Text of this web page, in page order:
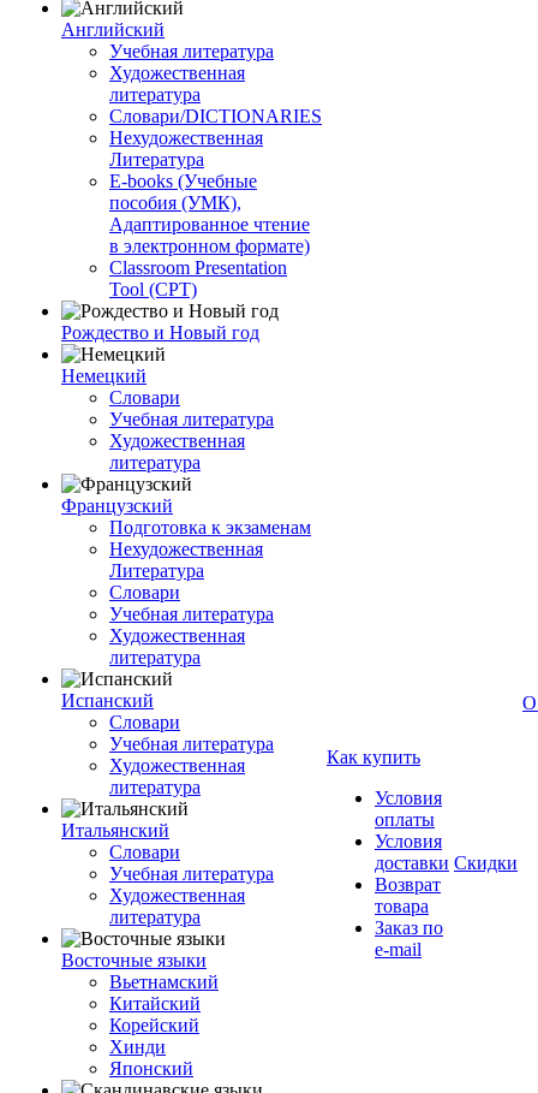
Английский
Учебная литература
Художественная
литература
Словари/DICTIONARIES
Нехудожественная
Литература
E-books (Учебные
пособия (УМК),
Адаптированное чтение
в электронном формате)
Classroom Presentation
Tool (CPT)
Рождество и Новый год
Немецкий
Словари
Учебная литература
Художественная
литература
Французский
Подготовка к экзаменам
Нехудожественная
Литература
Словари
Учебная литература
Художественная
литература
Испанский
Словари
Учебная литература
Художественная
литература
Итальянский
Словари
Учебная литература
Художественная
литература
Восточные языки
Вьетнамский
Китайский
Корейский
Хинди
Японский
Как купить
Условия
оплаты
Условия
доставки
Возврат
товара
Заказ по
e-mail
Скидки
О